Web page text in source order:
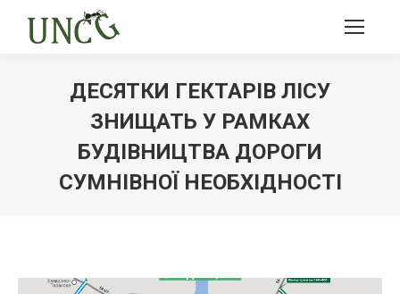
ДЕСЯТКИ ГЕКТАРІВ ЛІСУ
ЗНИЩАТЬ У РАМКАХ
БУДІВНИЦТВА ДОРОГИ
СУМНІВНОЇ НЕОБХІДНОСТІ